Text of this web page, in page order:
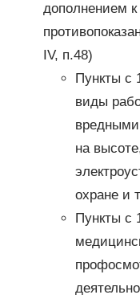
дополнением
IV, п.48)
Пункты с
виды
на
охране и
Пункты с